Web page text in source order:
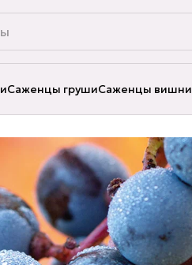
Саженцы грушиСаженцы вишни